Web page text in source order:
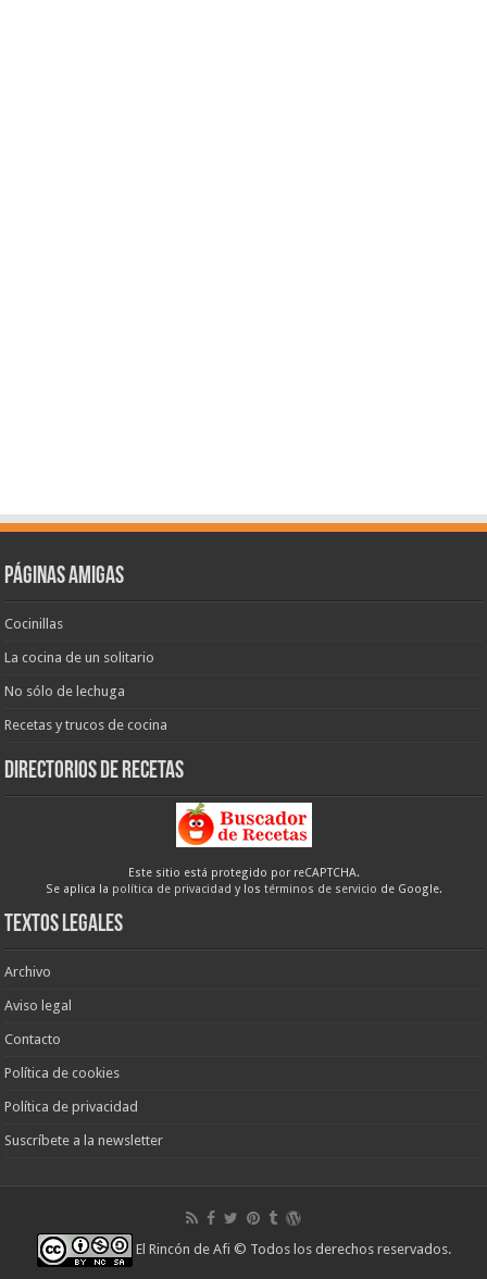
Páginas amigas
Cocinillas
La cocina de un solitario
No sólo de lechuga
Recetas y trucos de cocina
Directorios de recetas
Este sitio está protegido por reCAPTCHA.
Se aplica la política de privacidad y los términos de servicio de Google.
Textos legales
Archivo
Aviso legal
Contacto
Política de cookies
Política de privacidad
Suscríbete a la newsletter
El Rincón de Afi © Todos los derechos reservados.